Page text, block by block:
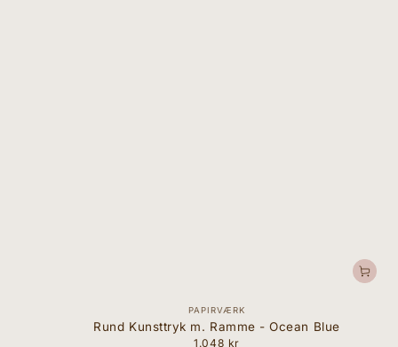
Forhandler:
PAPIRVÆRK
Rund Kunsttryk m. Ramme - Ocean Blue
Normal
1.048 kr